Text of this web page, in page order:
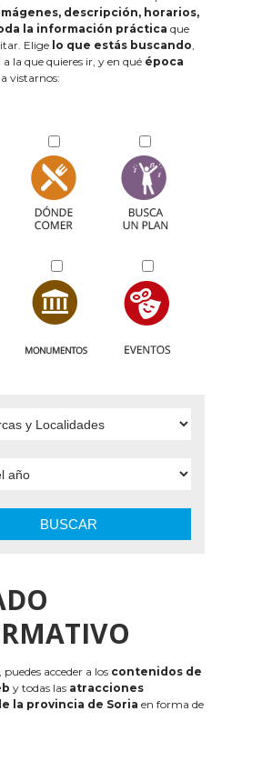
descripción, horarios,
la información práctica que
Elige lo que estás buscando,
a la que quieres ir, y en qué época
vistarnos:
BUSCAR
puedes acceder a los contenidos de
y todas las atracciones
la provincia de Soria en forma de